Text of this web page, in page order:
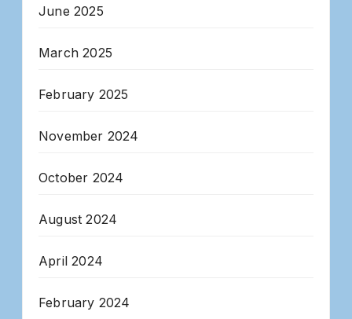
June 2025
March 2025
February 2025
November 2024
October 2024
August 2024
April 2024
February 2024